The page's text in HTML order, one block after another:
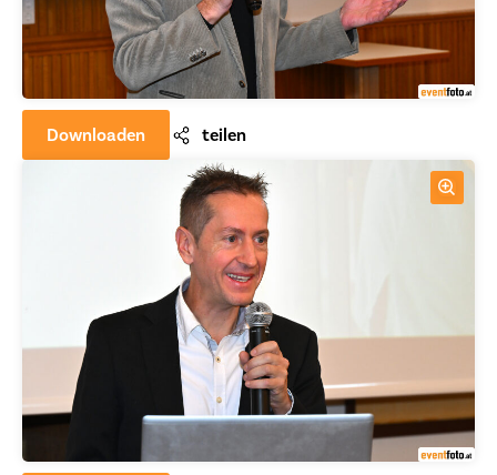
Downloaden teilen